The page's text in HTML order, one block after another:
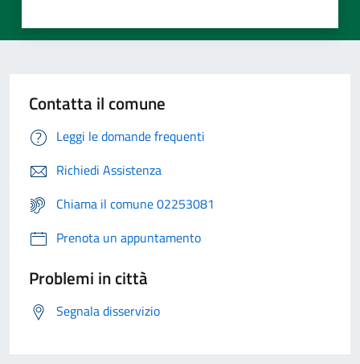
Contatta il comune
Leggi le domande frequenti
Richiedi Assistenza
Chiama il comune 02253081
Prenota un appuntamento
Problemi in città
Segnala disservizio